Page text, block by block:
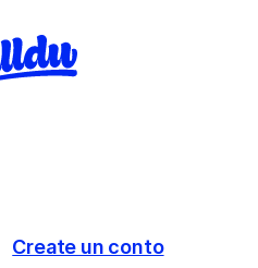
Create un conto